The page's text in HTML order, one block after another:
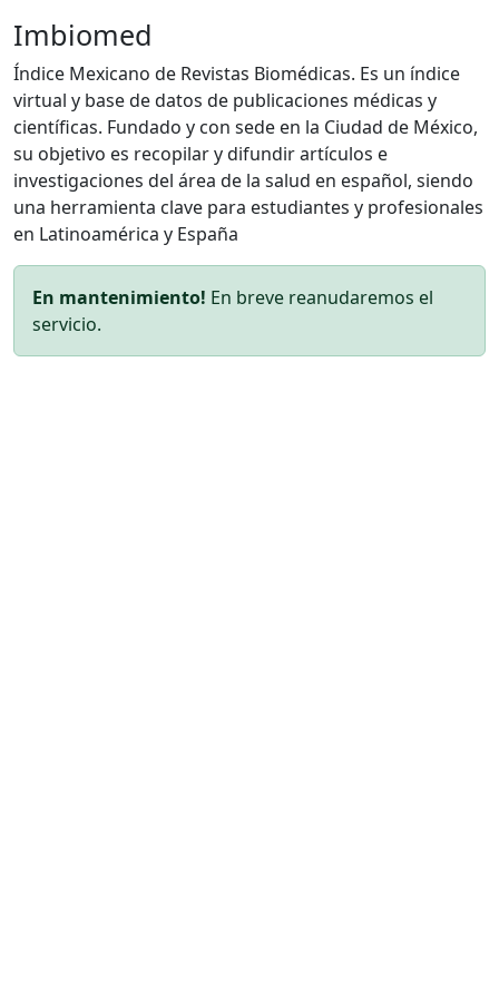
Imbiomed
Índice Mexicano de Revistas Biomédicas. Es un índice
virtual y base de datos de publicaciones médicas y
científicas. Fundado y con sede en la Ciudad de México,
su objetivo es recopilar y difundir artículos e
investigaciones del área de la salud en español, siendo
una herramienta clave para estudiantes y profesionales
en Latinoamérica y España
En mantenimiento! En breve reanudaremos el
servicio.